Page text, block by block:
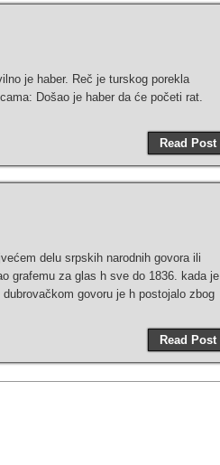
je haber. Reč je turskog porekla
Došao je haber da će početi rat.
Read Post
delu srpskih narodnih govora ili
grafemu za glas h sve do 1836. kada je
govoru je h postojalo zbog
Read Post